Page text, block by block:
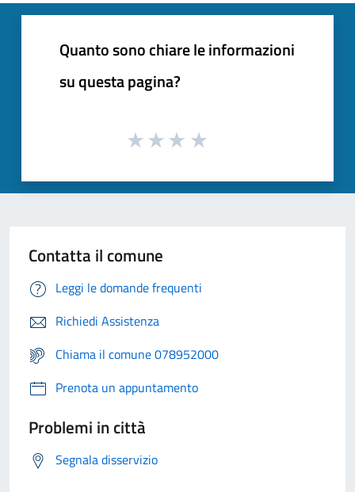
Quanto sono chiare le informazioni
su questa pagina?
Contatta il comune
Leggi le domande frequenti
Richiedi Assistenza
Chiama il comune 078952000
Prenota un appuntamento
Problemi in città
Segnala disservizio